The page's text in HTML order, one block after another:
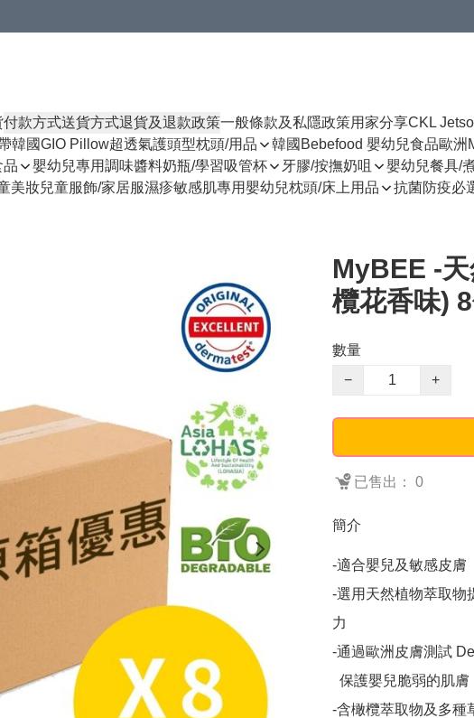
付款方式送貨方式退貨及退款政策一般條款及私隱政策用家分享CKL
韓國GIO Pillow超透氣護頭型枕頭/用品 韓國Bebefood 嬰幼兒食品歐洲
品
嬰幼兒專用調味醬料奶瓶/學習吸管杯 牙膠/按撫奶咀 嬰幼兒餐具/
美妝兒童服飾/家居服濕疹敏感肌專用嬰幼兒枕頭/床上用品 抗菌防疫必
MyBEE -
欖花香味)
數量
−
+
已售出： 0
簡介
-適合嬰兒及敏感皮膚
-選用天然植物萃取物
力
-通過歐洲皮膚測試
-含橄欖萃取物及多種